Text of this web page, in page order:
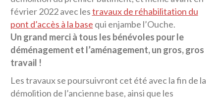
février 2022 avec lestravaux de réhabilitation du
pont d’accès à la base qui enjambe l’Ouche.
Un grand merci à tous les bénévoles pour le
déménagement et l’aménagement, un gros, gros
travail !
Les travaux se poursuivront cet été avec la fin de la
démolition de l’ancienne base, ainsi que les